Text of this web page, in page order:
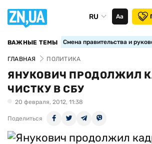
RU Аа
ВАЖНЫЕ ТЕМЫ Смена правительства и
ГЛАВНАЯ ПОЛИТИКА
ЯНУКОВИЧ ПРОДОЛЖИЛ
ЧИСТКУ В СБУ
20 февраля, 2012, 11:38
Поделиться